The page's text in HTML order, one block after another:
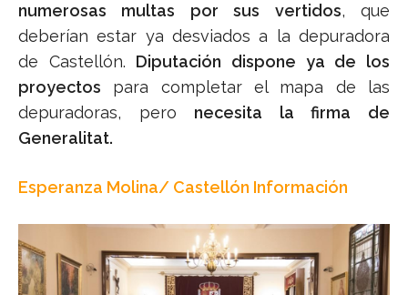
numerosas multas por sus vertidos, que
deberían estar ya desviados a la depuradora
de Castellón. Diputación dispone ya de los
proyectos para completar el mapa de las
depuradoras, pero necesita la firma de
Generalitat.
Esperanza Molina/ Castellón Información